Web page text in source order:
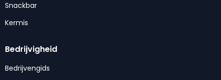
Snackbar
Kermis
Bedrijvigheid
Bedrijvengids